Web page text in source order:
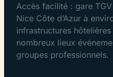
Accès facilité : gare
Nice Côte d’Azur à
infrastructures
nombreux lieux
groupes professionnels.